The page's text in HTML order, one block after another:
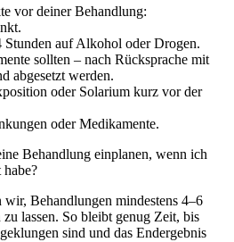
vor deiner Behandlung:
Stunden auf Alkohol oder Drogen.
sollten – nach Rücksprache mit
abgesetzt werden.
oder Solarium kurz vor der
oder Medikamente.
Behandlung einplanen, wenn ich
Behandlungen mindestens 4–6
lassen. So bleibt genug Zeit, bis
sind und das Endergebnis